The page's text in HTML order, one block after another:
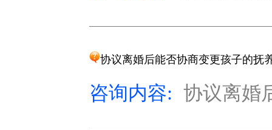
协议离婚后能否协商变更孩子的抚
咨询内容: 协议离婚